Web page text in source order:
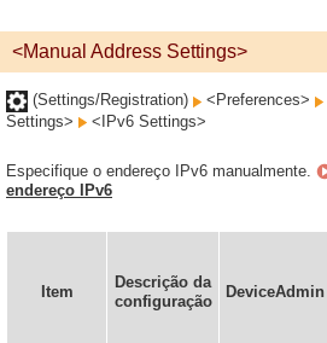
<Manual Address Settings>
(Settings/Registration) <Preferences>
Settings>
<IPv6 Settings>
Especifique o endereço IPv6 manualmente.
endereço IPv6
Item
Descrição da
configuração
DeviceAdmin